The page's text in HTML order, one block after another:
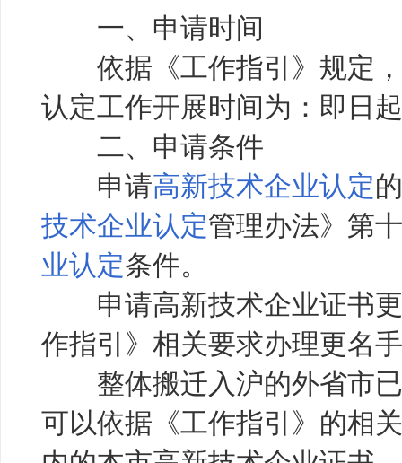
一、申请时间
依据《工作指引》规定
认定工作开展时间为：即日
二、申请条件
申请高新技术企业认定
技术企业认定管理办法》第
业认定条件。
申请高新技术企业证书更
作指引》相关要求办理更名
整体搬迁入沪的外省市已
可以依据《工作指引》的相